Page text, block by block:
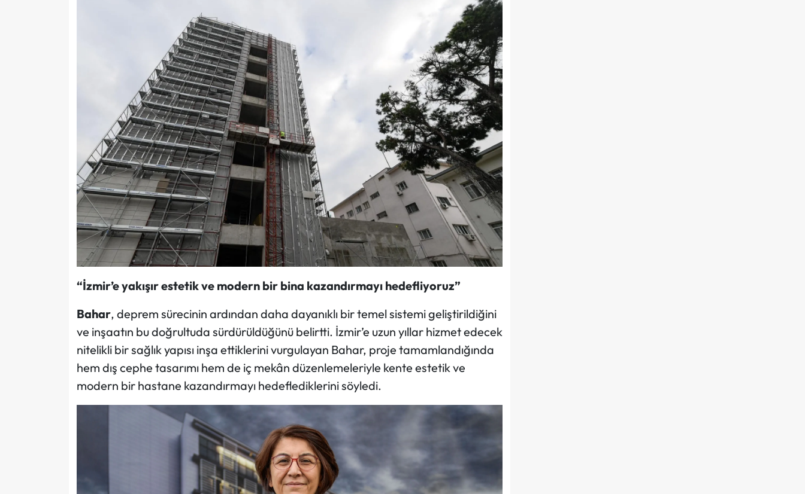
“İzmir’e yakışır estetik ve modern bir bina kazandırmayı hedefliyoruz”
Bahar, deprem sürecinin ardından daha dayanıklı bir temel sistemi geliştirildiğini
ve inşaatın bu doğrultuda sürdürüldüğünü belirtti. İzmir’e uzun yıllar hizmet edecek
nitelikli bir sağlık yapısı inşa ettiklerini vurgulayan Bahar, proje tamamlandığında
hem dış cephe tasarımı hem de iç mekân düzenlemeleriyle kente estetik ve
modern bir hastane kazandırmayı hedeflediklerini söyledi.